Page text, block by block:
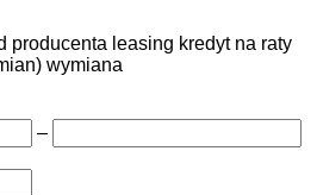
producenta leasing kredyt na raty
wymiana
–